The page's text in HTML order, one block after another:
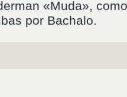
«Muda»,
por Bachalo.